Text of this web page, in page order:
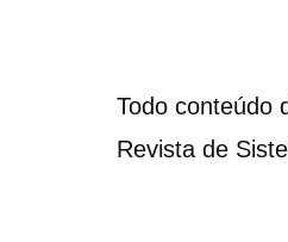
Todo conteúdo
Revista de